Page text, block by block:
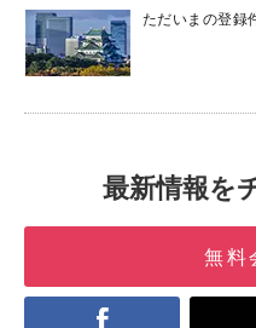
ただいまの登録
最新情報を
無料